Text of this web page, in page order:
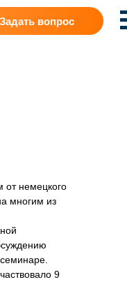
Задать вопрос
немецкого
многим из
9